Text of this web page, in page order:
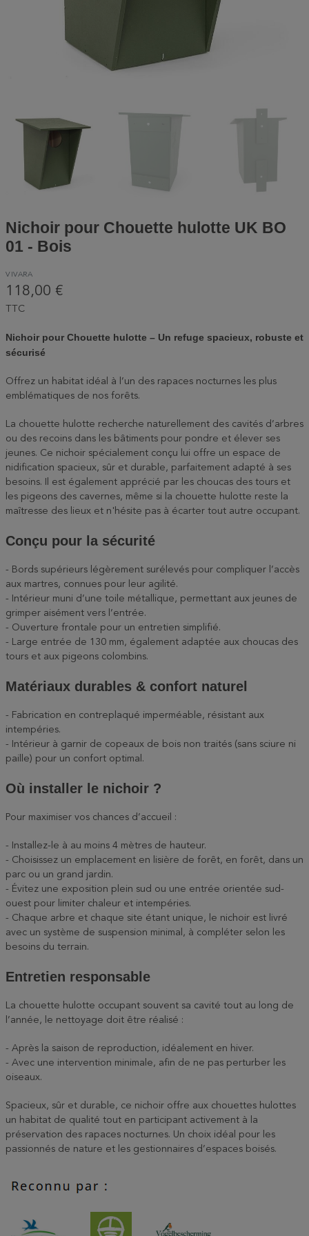
Nichoir pour Chouette hulotte UK BO
01 - Bois
VIVARA
118,00 €
TTC
Nichoir pour Chouette hulotte – Un refuge spacieux, robuste et
sécurisé
Offrez un habitat idéal à l’un des rapaces nocturnes les plus
emblématiques de nos forêts.
La chouette hulotte recherche naturellement des cavités d’arbres
ou des recoins dans les bâtiments pour pondre et élever ses
jeunes. Ce nichoir spécialement conçu lui offre un espace de
nidification spacieux, sûr et durable, parfaitement adapté à ses
besoins. Il est également apprécié par les choucas des tours et
les pigeons des cavernes, même si la chouette hulotte reste la
maîtresse des lieux et n'hésite pas à écarter tout autre occupant.
Conçu pour la sécurité
- Bords supérieurs légèrement surélevés pour compliquer l’accès
aux martres, connues pour leur agilité.
- Intérieur muni d’une toile métallique, permettant aux jeunes de
grimper aisément vers l’entrée.
- Ouverture frontale pour un entretien simplifié.
- Large entrée de 130 mm, également adaptée aux choucas des
tours et aux pigeons colombins.
Matériaux durables & confort naturel
- Fabrication en contreplaqué imperméable, résistant aux
intempéries.
- Intérieur à garnir de copeaux de bois non traités (sans sciure ni
paille) pour un confort optimal.
Où installer le nichoir ?
Pour maximiser vos chances d’accueil :
- Installez-le à au moins 4 mètres de hauteur.
- Choisissez un emplacement en lisière de forêt, en forêt, dans un
parc ou un grand jardin.
- Évitez une exposition plein sud ou une entrée orientée sud-
ouest pour limiter chaleur et intempéries.
- Chaque arbre et chaque site étant unique, le nichoir est livré
avec un système de suspension minimal, à compléter selon les
besoins du terrain.
Entretien responsable
La chouette hulotte occupant souvent sa cavité tout au long de
l’année, le nettoyage doit être réalisé :
- Après la saison de reproduction, idéalement en hiver.
- Avec une intervention minimale, afin de ne pas perturber les
oiseaux.
Spacieux, sûr et durable, ce nichoir offre aux chouettes hulottes
un habitat de qualité tout en participant activement à la
préservation des rapaces nocturnes. Un choix idéal pour les
passionnés de nature et les gestionnaires d’espaces boisés.